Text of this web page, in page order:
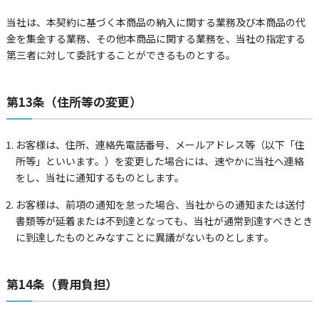
当社は、本契約に基づく本商品の納入に関する業務及び本商品の代
金を集金する業務、その他本商品に関する業務を、当社の指定する
第三者に対して委託することができるものとする。
第13条（住所等の変更）
お客様は、住所、連絡先電話番号、メールアドレス等（以下「住
所等」といいます。）を変更した場合には、速やかに当社へ連絡
をし、当社に通知するものとします。
お客様は、前項の通知を怠った場合、当社からの通知または送付
書類等が延着または不到達となっても、当社が通常到達すべきとき
に到達したものとみなすことに異議がないものとします。
第14条（費用負担）